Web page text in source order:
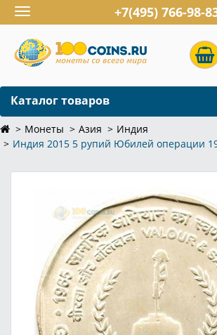
Toggle
navigation
+7(495) 766-98-
Каталог товаров
Монеты Азия
Индия
Индия 2015 5 рупий Юбилей операции